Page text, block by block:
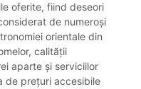
oferite, fiind deseori
de numeroși
orientale din
calității
aparte și serviciilor
de prețuri accesibile